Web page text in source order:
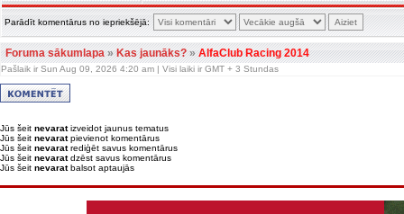
Parādīt komentārus no iepriekšējā:
Foruma sākumlapa»Kas jaunāks?»AlfaClub Racing 2014
Pašlaik ir Sun Aug 09, 2026 4:20 am | Visi laiki ir GMT + 3 Stundas
Jūs šeit nevaratizveidot jaunus tematus
Jūs šeit nevaratpievienot komentārus
Jūs šeit nevaratrediģēt savus komentārus
Jūs šeit nevaratdzēst savus komentārus
Jūs šeit nevaratbalsot aptaujās